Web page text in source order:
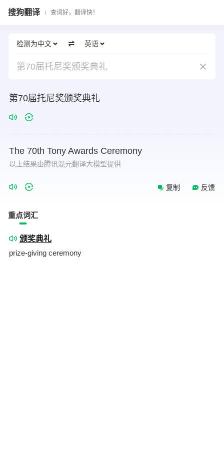
搜狗翻译 查词好，翻译快！
检测为中文 英语
第70届托尼奖颁奖典礼
第70届托尼奖颁奖典礼
The 70th Tony Awards Ceremony
以上结果由腾讯混元翻译大模型提供
复制 反馈
重点词汇
颁奖典礼
prize-giving ceremony